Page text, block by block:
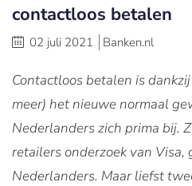
contactloos betalen
02 juli 2021 Banken.nl
Contactloos betalen is
meer) het nieuwe normaal
Nederlanders zich prima bij.
retailers onderzoek van
Nederlanders. Maar liefst